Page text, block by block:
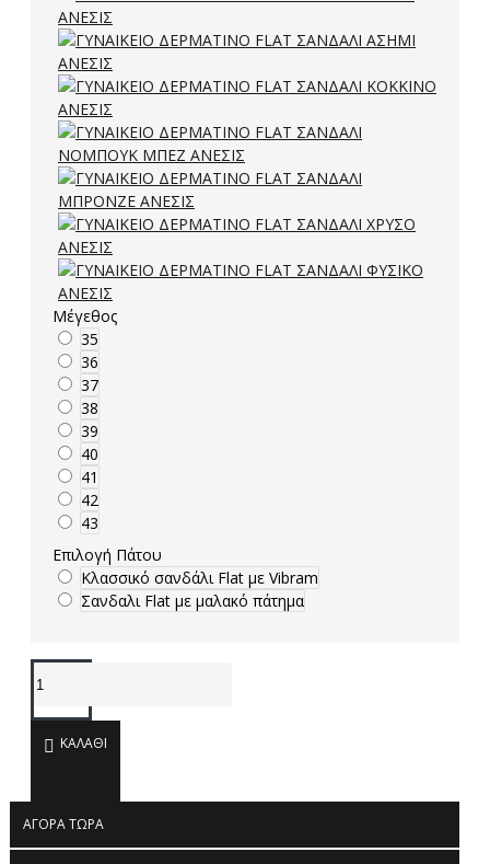
Μέγεθος
35
36
37
38
39
40
41
42
43
Επιλογή Πάτου
Κλασσικό σανδάλι Flat με Vibram
Σανδαλι Flat με μαλακό πάτημα
ΚΑΛΆΘΙ
ΑΓΟΡΆ ΤΏΡΑ